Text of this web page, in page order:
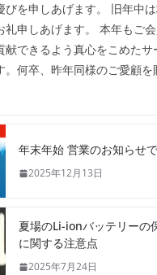
びを申しあげます。 旧年中
礼申しあげます。 本年もご
献できるよう真心をこめたサ
。何卒、昨年同様のご愛顧を
年末年始 営業のお知らせで
2025年12月13日
夏場のLi-ionバッテリーの
に関する注意点
2025年7月24日